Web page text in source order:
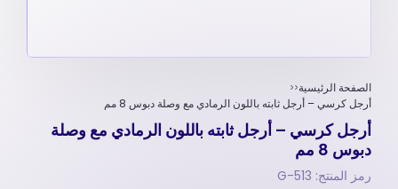
الصفحة الرئيسية
أرجل كرسي – أرجل ثابته باللون الرمادي مع وصلة دبوس 8 مم
أرجل كرسي – أرجل ثابته باللون الرمادي مع وصلة
دبوس 8 مم
رمز المنتج: 513-G